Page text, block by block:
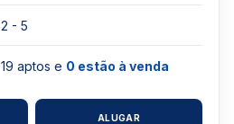
2 - 5
19 aptos e 0 estão à venda
ALUGAR